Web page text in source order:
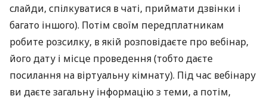
слайди, спілкуватися в чаті, приймати дзвінки і
багато іншого). Потім своїм передплатникам
робите розсилку, в якій розповідаєте про вебінар,
його дату і місце проведення (тобто даєте
посилання на віртуальну кімнату). Під час вебінару
ви даєте загальну інформацію з теми, а потім,